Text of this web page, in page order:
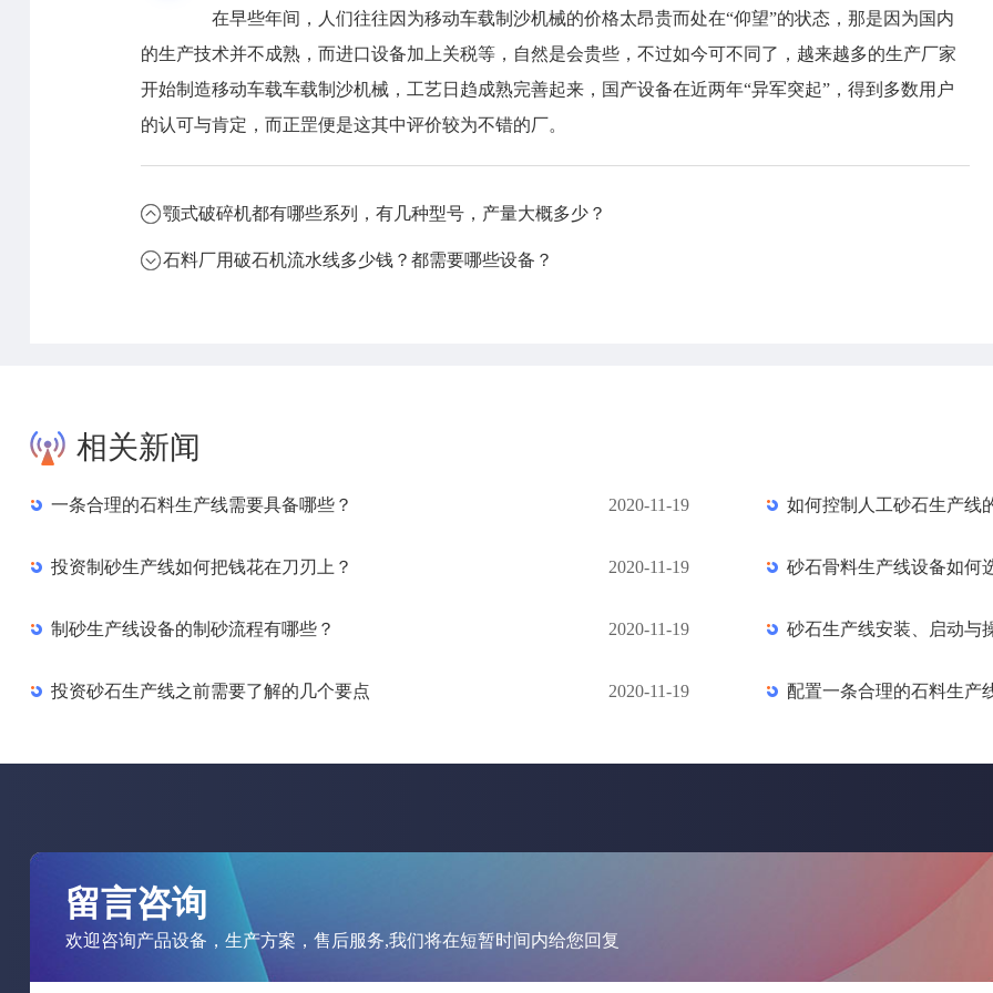
在早些年间，人们往往因为移动车载制沙机械的价格太昂贵而处在“仰望”的状态，那是因为国内
的生产技术并不成熟，而进口设备加上关税等，自然是会贵些，不过如今可不同了，越来越多的生产厂家
开始制造移动车载车载制沙机械，工艺日趋成熟完善起来，国产设备在近两年“异军突起”，得到多数用户
的认可与肯定，而正罡便是这其中评价较为不错的厂。
颚式破碎机都有哪些系列，有几种型号，产量大概多少？
石料厂用破石机流水线多少钱？都需要哪些设备？
相关新闻
一条合理的石料生产线需要具备哪些？ 2020-11-19 如何控制人工砂石生产线
投资制砂生产线如何把钱花在刀刃上？ 2020-11-19 砂石骨料生产线设备如何
制砂生产线设备的制砂流程有哪些？ 2020-11-19 砂石生产线安装、启动与
投资砂石生产线之前需要了解的几个要点 2020-11-19 配置一条合理的石料生产
留言咨询
欢迎咨询产品设备，生产方案，售后服务,我们将在短暂时间内给您回复